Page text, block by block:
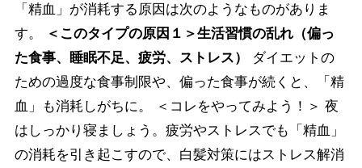
「精血」が消耗する原因は次のようなものがありま
す。
＜このタイプの原因１＞生活習慣の乱れ（偏っ
た食事、睡眠不足、疲労、ストレス）
ダイエットの
ための過度な食事制限や、偏った食事が続くと、「精
血」も消耗しがちに。 ＜コレをやってみよう！＞ 夜
はしっかり寝ましょう。疲労やストレスでも「精血」
の消耗を引き起こすので、白髪対策にはストレス解消